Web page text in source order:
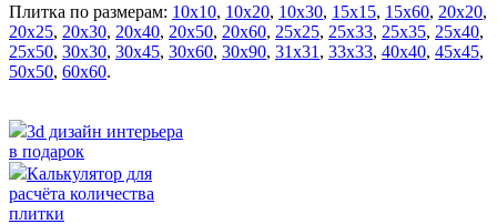
Плитка по размерам: 10х10, 10х20, 10х30, 15х15, 15х60, 20х20,
20х25, 20х30, 20х40, 20х50, 20х60, 25х25, 25х33, 25х35, 25х40,
25х50, 30х30, 30х45, 30х60, 30х90, 31х31 , 33х33, 40х40, 45х45,
50х50, 60х60.
3d дизайн интерьера
в подарок
Калькулятор для
расчёта количества
плитки